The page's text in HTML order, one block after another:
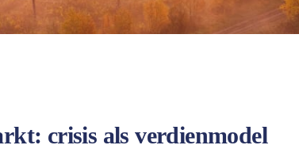
crisis als verdienmodel